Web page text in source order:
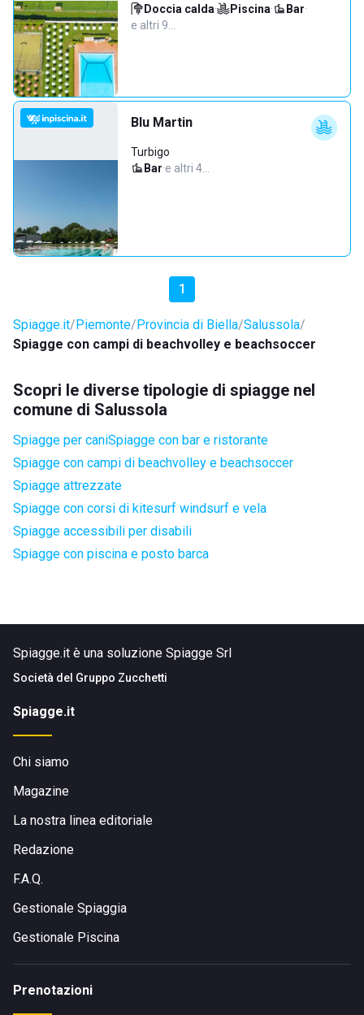
Doccia calda· Piscina· Bar·
e altri 9…
Blu Martin
Turbigo
Bar·e altri 4…
1
Spiagge.it Piemonte Provincia di Biella Salussola
Spiagge con campi di beachvolley e beachsoccer
Scopri le diverse tipologie di spiagge nel
comune di Salussola
Spiagge per caniSpiagge con bar e ristorante
Spiagge con campi di beachvolley e beachsoccer
Spiagge attrezzate
Spiagge con corsi di kitesurf windsurf e vela
Spiagge accessibili per disabili
Spiagge con piscina e posto barca
Spiagge.it è una soluzione Spiagge Srl
Società del Gruppo Zucchetti
Spiagge.it
Chi siamo
Magazine
La nostra linea editoriale
Redazione
F.A.Q.
Gestionale Spiaggia
Gestionale Piscina
Prenotazioni